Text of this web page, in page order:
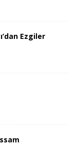
Ezgiler